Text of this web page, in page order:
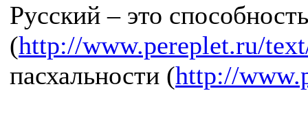
Русский – это
(http://www.pereplet.ru/
пасхальности (http://